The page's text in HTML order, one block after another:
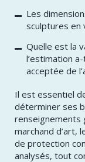
Les
sculptures en
Quelle est la
l’estimation
acceptée de
Il est essentiel
déterminer ses
renseignements
marchand d’art,
de protection
analysés, tout